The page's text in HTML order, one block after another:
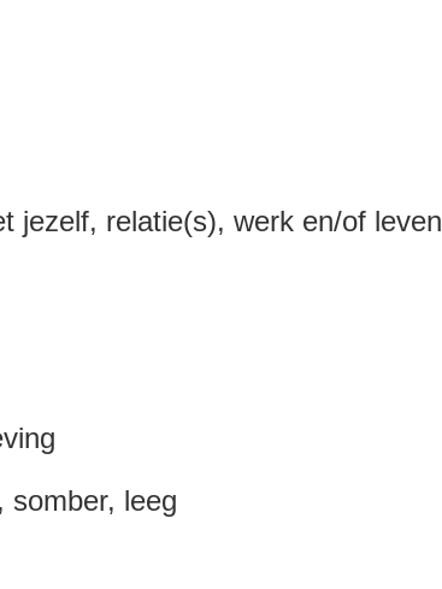
jezelf, relatie(s), werk en/of leven
somber, leeg